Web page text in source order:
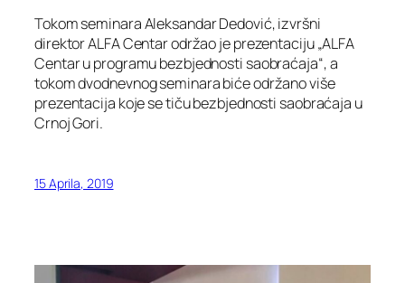
Tokom seminara Aleksandar Dedović, izvršni
direktor ALFA Centar održao je prezentaciju „ALFA
Centar u programu bezbjednosti saobraćaja“, a
tokom dvodnevnog seminara biće održano više
prezentacija koje se tiču bezbjednosti saobraćaja u
Crnoj Gori.
15 Aprila, 2019